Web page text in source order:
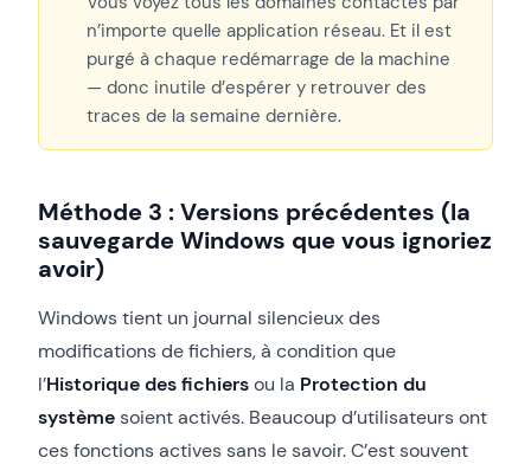
n’importe quelle application réseau. Et il est
purgé à chaque redémarrage de la machine
— donc inutile d’espérer y retrouver des
traces de la semaine dernière.
Méthode 3 : Versions précédentes (la
sauvegarde Windows que vous ignoriez
avoir)
Windows tient un journal silencieux des
modifications de fichiers, à condition que
l’Historique des fichiersou la Protection du
systèmesoient activés. Beaucoup d’utilisateurs ont
ces fonctions actives sans le savoir. C’est souvent